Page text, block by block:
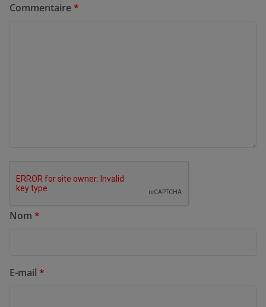
Commentaire*
Nom *
E-mail *